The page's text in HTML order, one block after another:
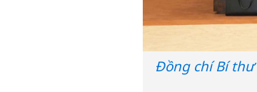
Đồng chí Bí thư